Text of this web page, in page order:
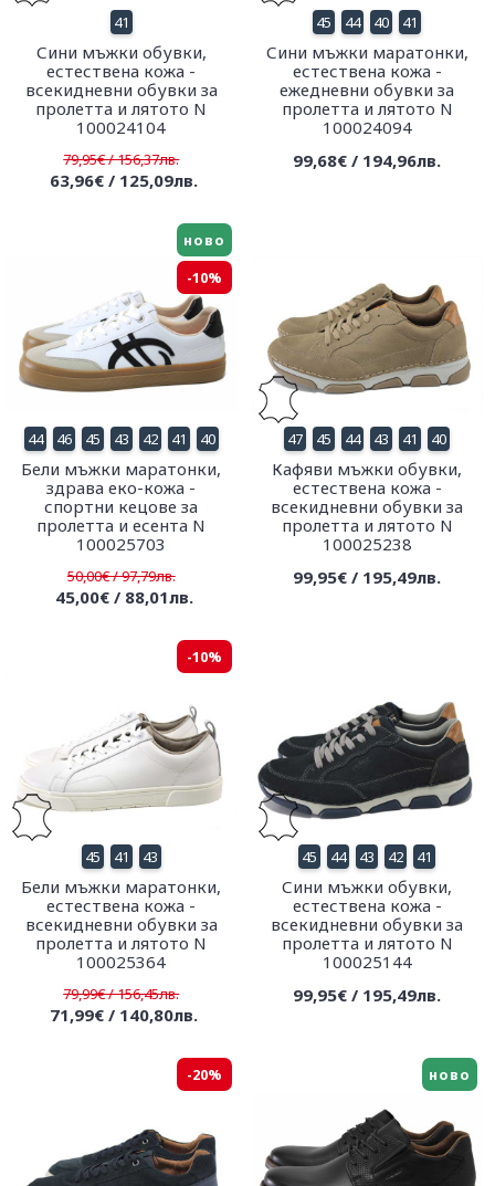
41
Сини мъжки обувки,
естествена кожа -
всекидневни обувки за
пролетта и лятото N
100024104
79,95€ / 156,37лв.
63,96€ / 125,09лв.
45 44 40 41
Сини мъжки маратонки,
естествена кожа -
ежедневни обувки за
пролетта и лятото N
100024094
99,68€ / 194,96лв.
ново
-10%
44 46 45 43 42 41 40
Бели мъжки маратонки,
здрава еко-кожа -
спортни кецове за
пролетта и есента N
100025703
50,00€ / 97,79лв.
45,00€ / 88,01лв.
47 45 44 43 41 40
Кафяви мъжки обувки,
естествена кожа -
всекидневни обувки за
пролетта и лятото N
100025238
99,95€ / 195,49лв.
-10%
45 41 43
Бели мъжки маратонки,
естествена кожа -
всекидневни обувки за
пролетта и лятото N
100025364
79,99€ / 156,45лв.
71,99€ / 140,80лв.
45 44 43 42 41
Сини мъжки обувки,
естествена кожа -
всекидневни обувки за
пролетта и лятото N
100025144
99,95€ / 195,49лв.
-20% ново